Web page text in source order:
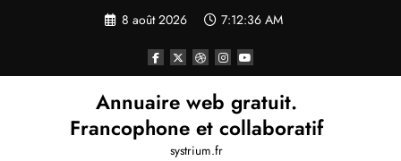
8 août 2026 7:12:36 AM
Annuaire web gratuit.
Francophone et collaboratif
systrium.fr